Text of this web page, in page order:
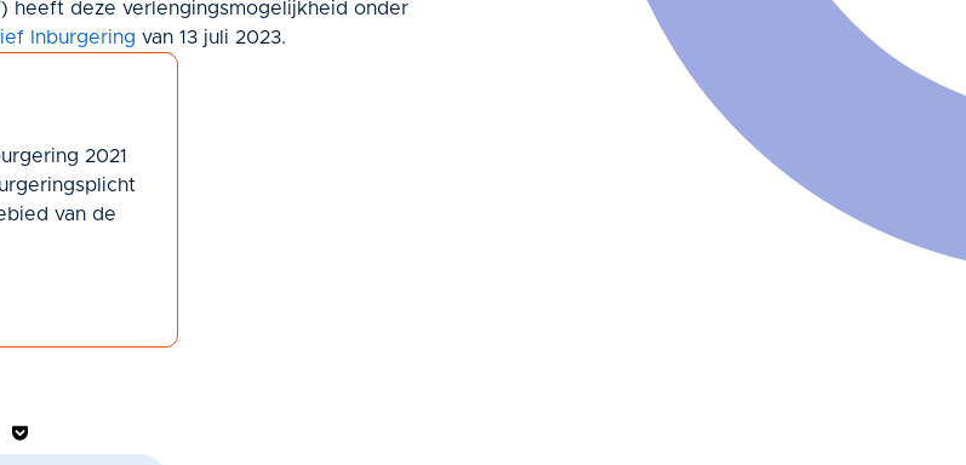
heeft deze verlengingsmogelijkheid onder
Inburgering van 13 juli 2023.
2021
van de